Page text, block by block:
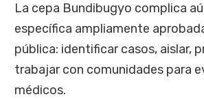
La cepa Bundibugyo complica
específica ampliamente
pública: identificar casos, aislar,
trabajar con comunidades para
médicos.